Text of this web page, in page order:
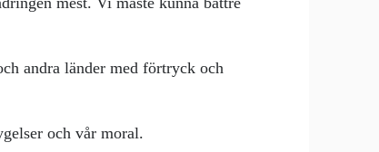
andra länder med förtryck och
och vår moral.